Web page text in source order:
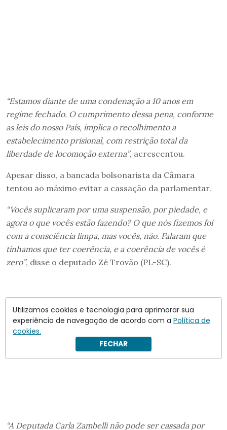
“Estamos diante de uma condenação a 10 anos em
regime fechado. O cumprimento dessa pena, conforme
as leis do nosso País, implica o recolhimento a
estabelecimento prisional, com restrição total da
liberdade de locomoção externa”, acrescentou.
Apesar disso, a bancada bolsonarista da Câmara
tentou ao máximo evitar a cassação da parlamentar.
“Vocês suplicaram por uma suspensão, por piedade, e
agora o que vocês estão fazendo? O que nós fizemos foi
com a consciência limpa, mas vocês, não. Falaram que
tínhamos que ter coerência, e a coerência de vocês é
zero”, disse o deputado Zé Trovão (PL-SC).
“A Deputada Carla Zambelli não pode ser cassada por
Utilizamos cookies e tecnologia para aprimorar sua
experiência de navegação de acordo com a Política de
cookies.
FECHAR